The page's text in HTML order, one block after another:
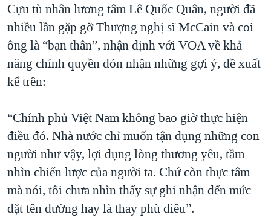
Cựu tù nhân lương tâm Lê Quốc Quân, người đã
nhiều lần gặp gỡ Thượng nghị sĩ McCain và coi
ông là “bạn thân”, nhận định với VOA về khả
năng chính quyền đón nhận những gợi ý, đề xuất
kể trên:
“Chính phủ Việt Nam không bao giờ thực hiện
điều đó. Nhà nước chỉ muốn tận dụng những con
người như vậy, lợi dụng lòng thương yêu, tầm
nhìn chiến lược của người ta. Chứ còn thực tâm
mà nói, tôi chưa nhìn thấy sự ghi nhận đến mức
đặt tên đường hay là thay phù điêu”.